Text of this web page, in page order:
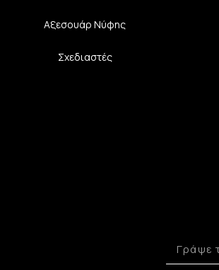
Αξεσουάρ Νύφης
Σχεδιαστές